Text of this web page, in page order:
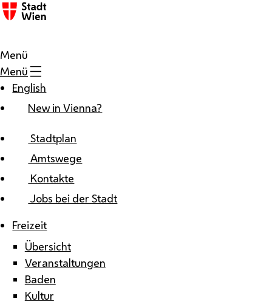
Zum Inhalt
Menü
Menü
English
New in Vienna?
Stadtplan
Amtswege
Kontakte
Jobs bei der Stadt
Freizeit
Übersicht
Veranstaltungen
Baden
Kultur